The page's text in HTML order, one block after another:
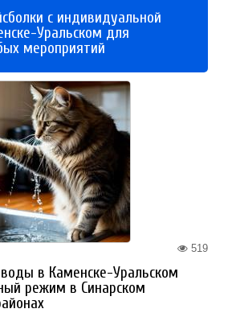
с индивидуальной
Уральском для
мероприятий
519
в Каменске-Уральском
режим в Синарском